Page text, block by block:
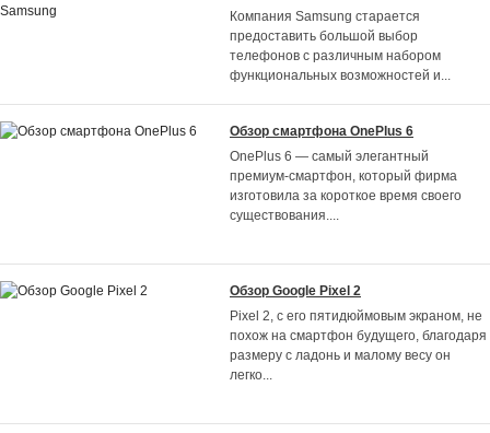
Компания Samsung старается
предоставить большой выбор
телефонов с различным набором
функциональных возможностей и...
Обзор смартфона OnePlus 6
OnePlus 6 — самый элегантный
премиум-смартфон, который фирма
изготовила за короткое время своего
существования....
Обзор Google Pixel 2
Pixel 2, с его пятидюймовым экраном, не
похож на смартфон будущего, благодаря
размеру с ладонь и малому весу он
легко...